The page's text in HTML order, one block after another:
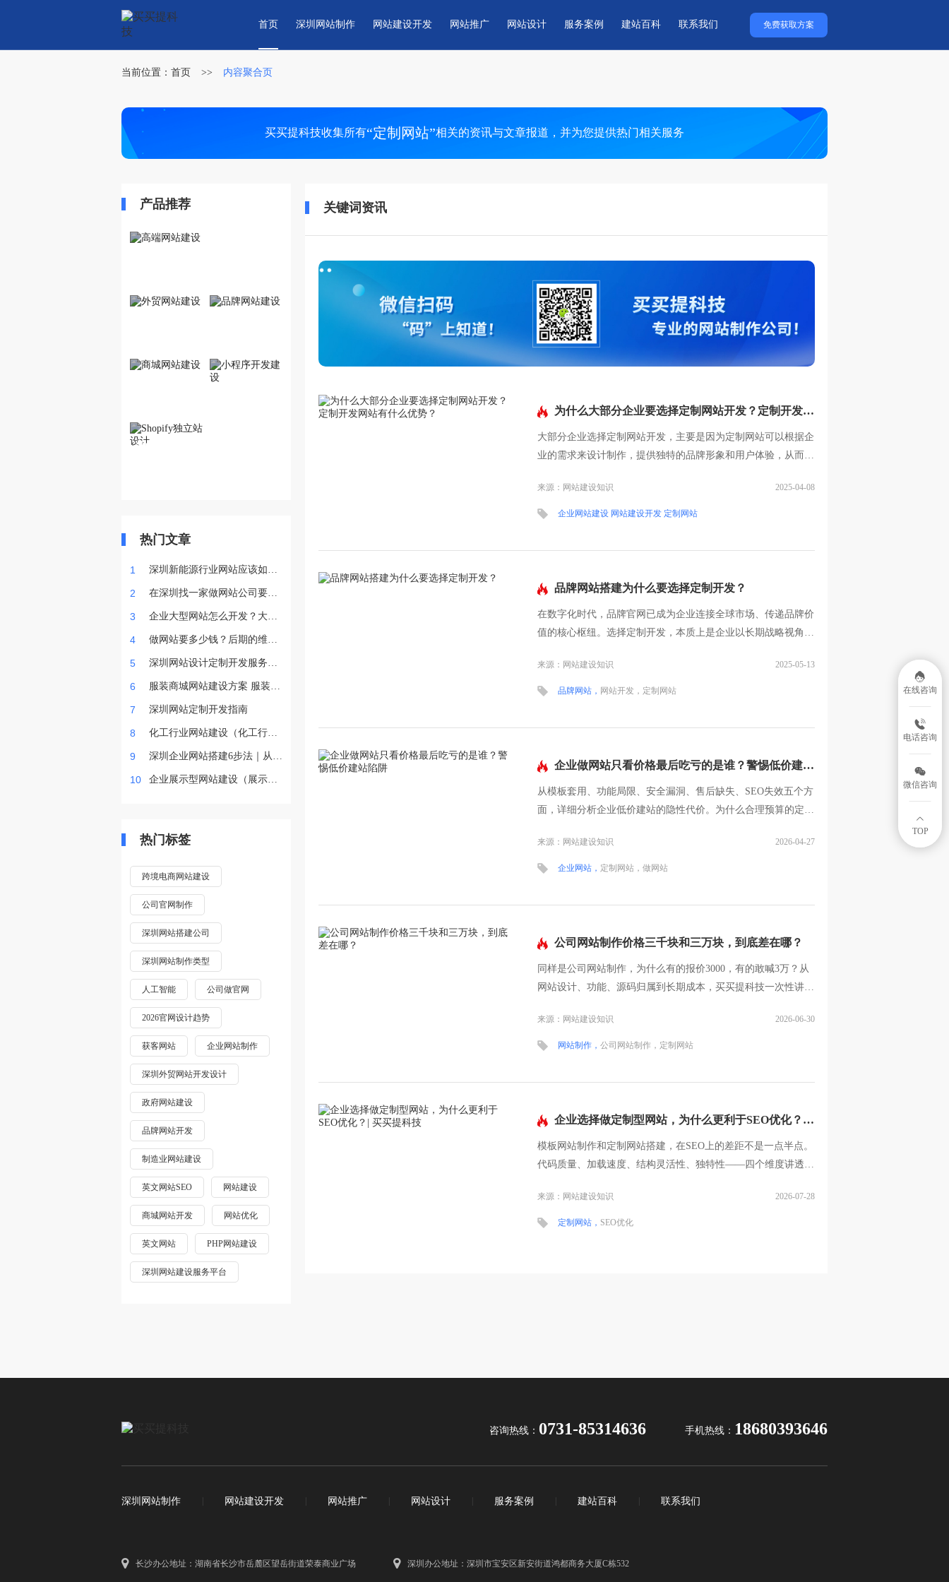
首页 深圳网站制作 网站建设开发 网站推广 网站设计 服务案例 建站百科 联系我们 免费获取方案
当前位置： 首页 >> 内容聚合页
买买提科技收集所有“定制网站”相关的资讯与文章报道，并为您提供热门相关服务
产品推荐
Shopify独立站设
热门文章
1
深圳新能源行业网站应该如如
2
在深圳找一家做网站公司要注
3
企业大型网站怎么开发？大型
4
做网站要多少钱？后期的维护
5
深圳网站设计定制开发服务公
6
服装商城网站建设方案 服装商
7 深圳网站定制开发指南
8
化工行业网站建设（化工行业
9
深圳企业网站搭建6步法｜从0
10
企业展示型网站建设（展示型
热门标签
跨境电商网站建设
公司官网制作
深圳网站搭建公司
深圳网站制作类型
人工智能 公司做官网
2026官网设计趋势
获客网站 企业网站制作
深圳外贸网站开发设计
政府网站建设
品牌网站开发
制造业网站建设
英文网站SEO 网站建设
商城网站开发 网站优化
英文网站 PHP网站建设
深圳网站建设服务平台
关键词资讯
为什么大部分企业要选择定制网站开发？定制开发网
大部分企业选择定制网站开发，主要是因为定制网站可以根据企
业的需求来设计制作，提供独特的品牌形象和用户体验，从而在
来源：网站建设知识 2025-04-08
企业网站建设 网站建设开发 定制网站
品牌网站搭建为什么要选择定制开发？
在数字化时代，品牌官网已成为企业连接全球市场、传递品牌价
值的核心枢纽。选择定制开发，本质上是企业以长期战略视角构
来源：网站建设知识 2025-05-13
品牌网站， 网站开发， 定制网站
企业做网站只看价格最后吃亏的是谁？警惕低价建站
从模板套用、功能局限、安全漏洞、售后缺失、SEO失效五个方
面，详细分析企业低价建站的隐性代价。为什么合理预算的定制
来源：网站建设知识 2026-04-27
企业网站， 定制网站， 做网站
公司网站制作价格三千块和三万块，到底差在哪？
同样是公司网站制作，为什么有的报价3000，有的敢喊3万？从
网站设计、功能、源码归属到长期成本，买买提科技一次性讲透
来源：网站建设知识 2026-06-30
网站制作， 公司网站制作， 定制网站
企业选择做定制型网站，为什么更利于SEO优化？|
模板网站制作和定制网站搭建，在SEO上的差距不是一点半点。
代码质量、加载速度、结构灵活性、独特性——四个维度讲透为
来源：网站建设知识 2026-07-28
定制网站， SEO优化
在线咨询
电话咨询
微信咨询
TOP
咨询热线： 0731-85314636 手机热线： 18680393646
深圳网站制作 网站建设开发 网站推广 网站设计 服务案例 建站百科 联系我们
长沙办公地址：湖南省长沙市岳麓区望岳街道荣泰商业广场 深圳办公地址：深圳市宝安区新安街道鸿都商务大厦C栋532